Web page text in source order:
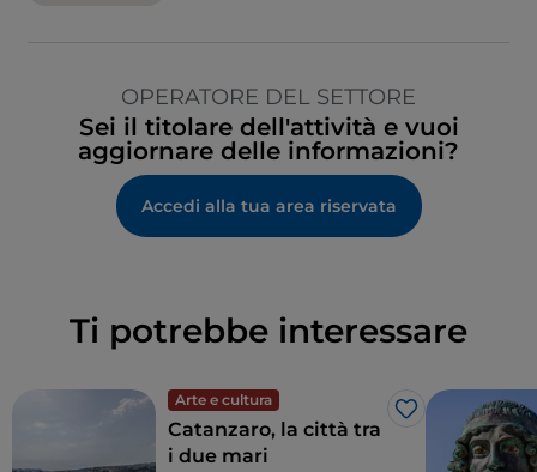
OPERATORE DEL SETTORE
Sei il titolare dell'attività e vuoi
aggiornare delle informazioni?
Accedi alla tua area riservata
Ti potrebbe interessare
Arte e cultura
Like
Catanzaro, la città tra
i due mari